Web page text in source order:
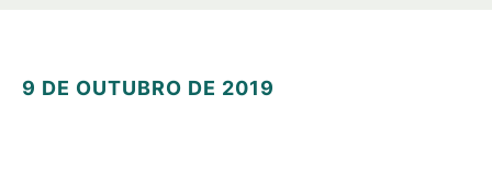
9 DE OUTUBRO DE 2019